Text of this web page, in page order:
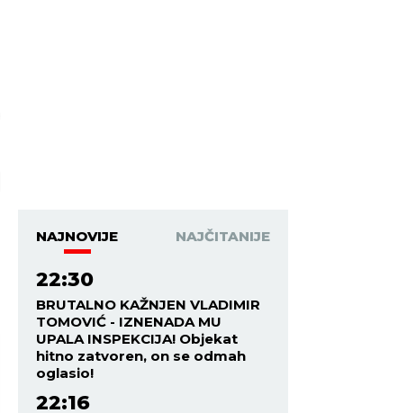
NAJNOVIJE NAJČITANIJE
22:30
BRUTALNO KAŽNJEN VLADIMIR
TOMOVIĆ - IZNENADA MU
UPALA INSPEKCIJA! Objekat
hitno zatvoren, on se odmah
oglasio!
22:16